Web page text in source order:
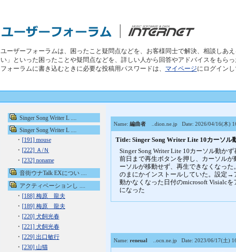
ユーザーフォーラムは、困ったこと疑問点などを、お客様同士で解決、相談しあ
い」といった困ったことや疑問点などを、詳しい人から回答やアドバイスをもら
フォーラムに書き込むときに必要な投稿用パスワードは、 マイページにログインし
Singer Song Writer L ....
Singer Song Writer L ....
・ [191] mouse
・ [222] Ａ/Ｎ
・ [232] noname
音街ウナTalk EXについ ....
アクティベーションし ....
・ [188] 梅原 龍夫
・ [189] 梅原 龍夫
・ [220] 犬飼光春
・ [221] 犬飼光春
・ [229] 出口敏行
・ [230] 山猫
Name: 編曲者..dion.ne.jp Date: 2026/04/16(木)
Title: Singer Song Writer Lite 10カーソル
Singer Song Writer Lite 10カーソル動か
前日まで再生ボタンを押し、カーソル
ーソルが移動せず、再生できなくなっ
のまにかインストールしていた。設定
動かなくなった日付のmicrosoft Visialc
になった
Name: reneual..ocn.ne.jp Date: 2023/06/17(土)